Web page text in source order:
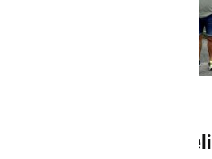
gasilci prevzeli